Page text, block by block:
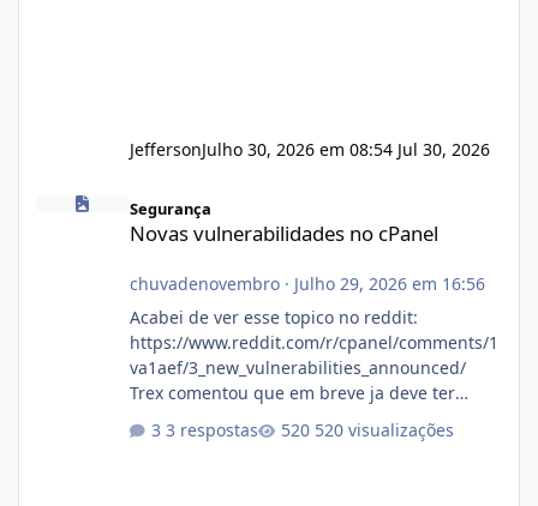
JeffersonJulho 30, 2026 em 08:54 Jul 30, 2026
Segurança
Novas vulnerabilidades no cPanel
chuvadenovembro· Julho 29, 2026 em 16:56
Acabei de ver esse topico no reddit:
https://www.reddit.com/r/cpanel/comments/1
va1aef/3_new_vulnerabilities_announced/
Trex comentou que em breve ja deve ter
3 respostas 520 visualizações